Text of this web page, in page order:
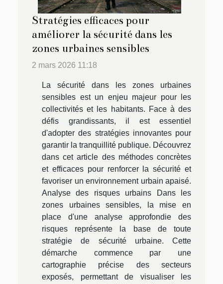
Stratégies efficaces pour
améliorer la sécurité dans les
zones urbaines sensibles
2 mars 2026 11:18
La sécurité dans les zones urbaines
sensibles est un enjeu majeur pour les
collectivités et les habitants. Face à des
défis grandissants, il est essentiel
d'adopter des stratégies innovantes pour
garantir la tranquillité publique. Découvrez
dans cet article des méthodes concrètes
et efficaces pour renforcer la sécurité et
favoriser un environnement urbain apaisé.
Analyse des risques urbains Dans les
zones urbaines sensibles, la mise en
place d'une analyse approfondie des
risques représente la base de toute
stratégie de sécurité urbaine. Cette
démarche commence par une
cartographie précise des secteurs
exposés, permettant de visualiser les